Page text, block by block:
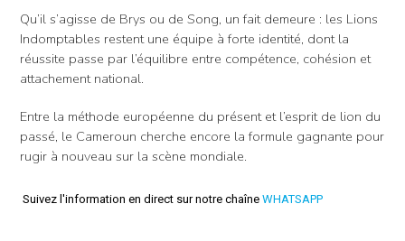
Qu’il s’agisse de Brys ou de Song, un fait demeure : les Lions
Indomptables restent une équipe à forte identité, dont la
réussite passe par l’équilibre entre compétence, cohésion et
attachement national.
Entre la méthode européenne du présent et l’esprit de lion du
passé, le Cameroun cherche encore la formule gagnante pour
rugir à nouveau sur la scène mondiale.
Suivez l'information en direct sur notre chaîne WHATSAPP